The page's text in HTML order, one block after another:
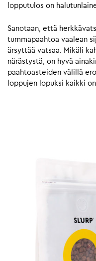
lopputulos on
Sanotaan, että
tummapaahtoa vaalean
ärsyttää vatsaa. Mikäli
närästystä, on hyvä
paahtoasteiden välillä
loppujen lopuksi kaikki